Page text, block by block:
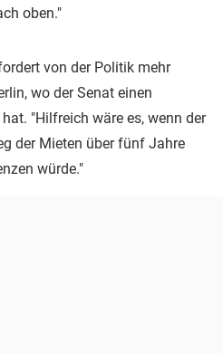
oben."
von der Politik mehr
wo der Senat einen
"Hilfreich wäre es, wenn der
der Mieten über fünf Jahre
würde."